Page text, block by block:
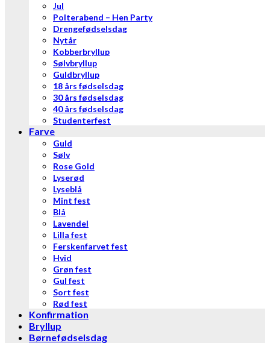
Jul
Polterabend – Hen Party
Drengefødselsdag
Nytår
Kobberbryllup
Sølvbryllup
Guldbryllup
18 års fødselsdag
30 års fødselsdag
40 års fødselsdag
Studenterfest
Farve
Guld
Sølv
Rose Gold
Lyserød
Lyseblå
Mint fest
Blå
Lavendel
Lilla fest
Ferskenfarvet fest
Hvid
Grøn fest
Gul fest
Sort fest
Rød fest
Konfirmation
Bryllup
Børnefødselsdag